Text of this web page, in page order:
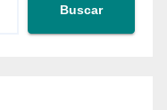
Buscar